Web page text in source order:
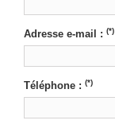
Adresse e-mail : (*)
Téléphone : (*)